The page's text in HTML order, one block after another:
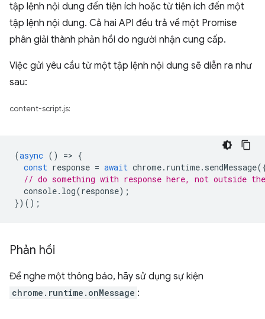
tập lệnh nội dung đến tiện ích hoặc từ tiện ích đến một
tập lệnh nội dung. Cả hai API đều trả về một Promise
phân giải thành phản hồi do người nhận cung cấp.
Việc gửi yêu cầu từ một tập lệnh nội dung sẽ diễn ra như
sau:
content-script.js:
(async () => {
const response = await chrome. runtime. sendMessage
// do something with response here, not outside
console. log(response);
})();
Phản hồi
Để nghe một thông báo, hãy sử dụng sự kiện
chrome.runtime.onMessage :